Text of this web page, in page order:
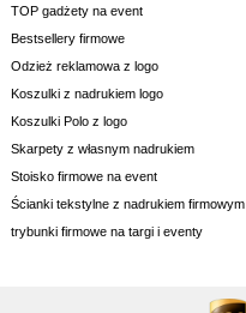
TOP gadżety na event
Bestsellery firmowe
Odzież reklamowa z logo
Koszulki z nadrukiem logo
Koszulki Polo z logo
Skarpety z własnym nadrukiem
Stoisko firmowe na event
Ścianki tekstylne z nadrukiem firmowym
trybunki firmowe na targi i eventy